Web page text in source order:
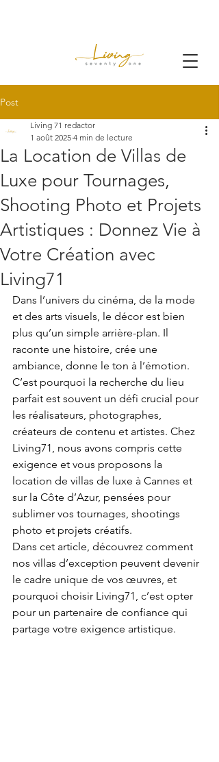
Post
La Location de Villas de
Luxe pour Tournages,
Shooting Photo et Projets
Artistiques : Donnez Vie à
Votre Création avec
Living71
Living 71 redactor
1 août 2025 4 min de lecture
Dans l’univers du cinéma, de la mode
et des arts visuels, le décor est bien
plus qu’un simple arrière-plan. Il
raconte une histoire, crée une
ambiance, donne le ton à l’émotion.
C’est pourquoi la recherche du lieu
parfait est souvent un défi crucial pour
les réalisateurs, photographes,
créateurs de contenu et artistes. Chez
Living71, nous avons compris cette
exigence et vous proposons la
location de villas de luxe à Cannes et
sur la Côte d’Azur, pensées pour
sublimer vos tournages, shootings
photo et projets créatifs.
Dans cet article, découvrez comment
nos villas d’exception peuvent devenir
le cadre unique de vos œuvres, et
pourquoi choisir Living71, c’est opter
pour un partenaire de confiance qui
partage votre exigence artistique.